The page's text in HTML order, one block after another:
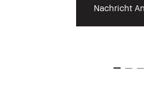
Nachricht